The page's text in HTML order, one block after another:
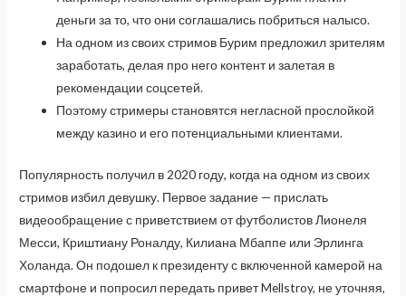
деньги за то, что они соглашались побриться налысо.
На одном из своих стримов Бурим предложил зрителям
заработать, делая про него контент и залетая в
рекомендации соцсетей.
Поэтому стримеры становятся негласной прослойкой
между казино и его потенциальными клиентами.
Популярность получил в 2020 году, когда на одном из своих
стримов избил девушку. Первое задание — прислать
видеообращение с приветствием от футболистов Лионеля
Месси, Криштиану Роналду, Килиана Мбаппе или Эрлинга
Холанда. Он подошел к президенту с включенной камерой на
смартфоне и попросил передать привет Mellstroy, не уточняя,